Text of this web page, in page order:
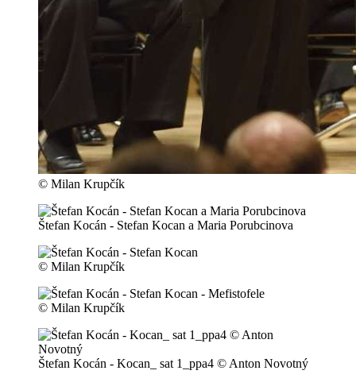
© Milan Krupčík
Štefan Kocán - Stefan Kocan a Maria Porubcinova
© Milan Krupčík
© Milan Krupčík
Štefan Kocán - Kocan_ sat 1_ppa4 © Anton Novotný